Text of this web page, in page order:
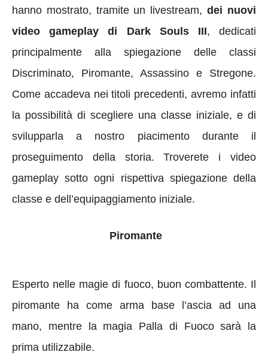
hanno mostrato, tramite un livestream,dei nuovi
video gameplay di Dark Souls III, dedicati
principalmente alla spiegazione delle classi
Discriminato, Piromante, Assassino e Stregone.
Come accadeva nei titoli precedenti, avremo infatti
la possibilità di scegliere una classe iniziale, e di
svilupparla a nostro piacimento durante il
proseguimento della storia. Troverete i video
gameplay sotto ogni rispettiva spiegazione della
classe e dell’equipaggiamento iniziale.
Piromante
Esperto nelle magie di fuoco, buon combattente. Il
piromante ha come arma base l’ascia ad una
mano, mentre la magia Palla di Fuoco sarà la
prima utilizzabile.